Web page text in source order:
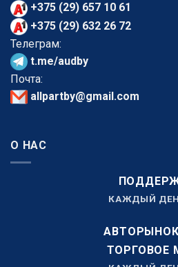
+375 (29) 657 10 61
+375 (29) 632 26 72
Телеграм:
t.me/audby
Почта:
allpartby@gmail.com
О НАС
КАЖДЫЙ
ТОРГОВОЕ